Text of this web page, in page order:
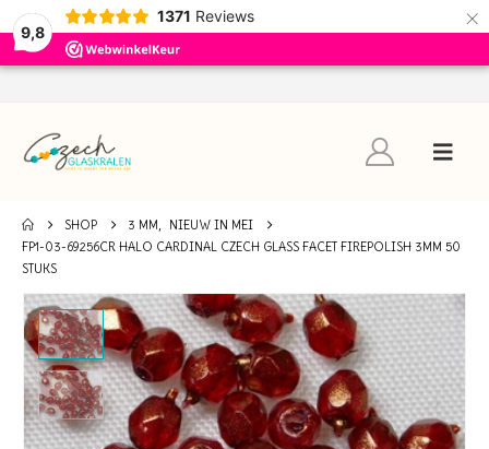
9,8
1371 Reviews ×
SHOP 3 MM,
NIEUW IN MEI
FP1-03-69256CR HALO CARDINAL CZECH GLASS FACET FIREPOLISH 3MM 50
STUKS